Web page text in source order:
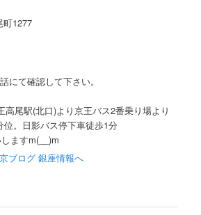
町1277
にて確認して下さい。
高尾駅(北口)より京王バス2番乗り場より
。日影バス停下車徒歩1分
ますm(__)m